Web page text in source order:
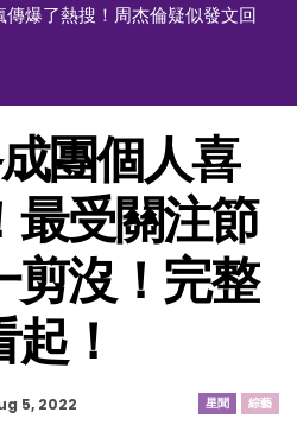
傳爆了熱搜！周杰倫疑似發文回
團個人喜
最受關注節
剪沒！完整
！
星聞 綜藝
5, 2022